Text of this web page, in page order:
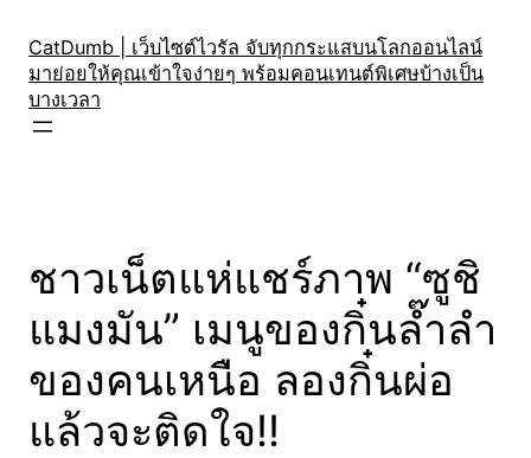
content
CatDumb | เว็บไซต์ไวรัล จับทุกกระแสบนโลกออนไลน์
มาย่อยให้คุณเข้าใจง่ายๆ พร้อมคอนเทนต์พิเศษบ้างเป็น
บางเวลา
ชาวเน็ตแห่แชร์ภาพ “ซูชิ
แมงมัน” เมนูของกิ๋นล๊ำลำ
ของคนเหนือ ลองกิ๋นผ่อ
แล้วจะติดใจ!!